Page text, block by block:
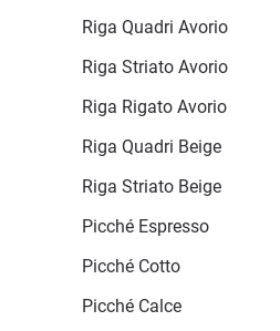
Riga Quadri Avorio
Riga Striato Avorio
Riga Rigato Avorio
Riga Quadri Beige
Riga Striato Beige
Picché Espresso
Picché Cotto
Picché Calce